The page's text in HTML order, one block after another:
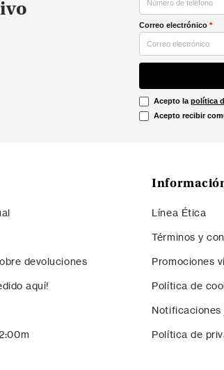
Correo electrónico *
Acepto la política
Acepto recibir
devoluciones
aquí!
Línea Ética
Términos y
Promociones
Política de
Notificaciones
Política de